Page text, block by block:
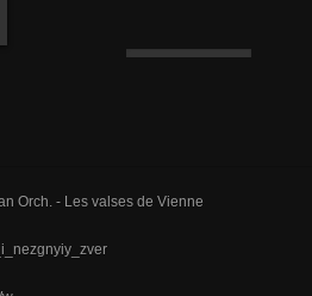
Orch. - Les valses de Vienne